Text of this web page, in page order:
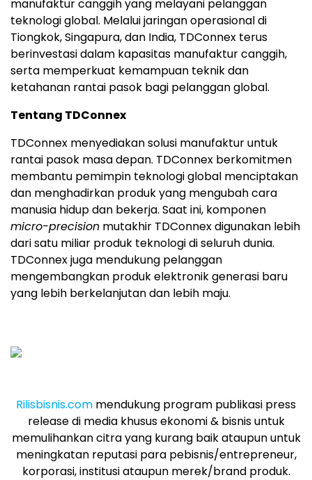
manufaktur canggih yang melayani pelanggan
teknologi global. Melalui jaringan operasional di
Tiongkok, Singapura, dan India, TDConnex terus
berinvestasi dalam kapasitas manufaktur canggih,
serta memperkuat kemampuan teknik dan
ketahanan rantai pasok bagi pelanggan global.
Tentang TDConnex
TDConnex menyediakan solusi manufaktur untuk
rantai pasok masa depan. TDConnex berkomitmen
membantu pemimpin teknologi global menciptakan
dan menghadirkan produk yang mengubah cara
manusia hidup dan bekerja. Saat ini, komponen
micro-precision mutakhir TDConnex digunakan lebih
dari satu miliar produk teknologi di seluruh dunia.
TDConnex juga mendukung pelanggan
mengembangkan produk elektronik generasi baru
yang lebih berkelanjutan dan lebih maju.
Rilisbisnis.com mendukung program publikasi press
release di media khusus ekonomi & bisnis untuk
memulihankan citra yang kurang baik ataupun untuk
meningkatan reputasi para pebisnis/entrepreneur,
korporasi, institusi ataupun merek/brand produk.